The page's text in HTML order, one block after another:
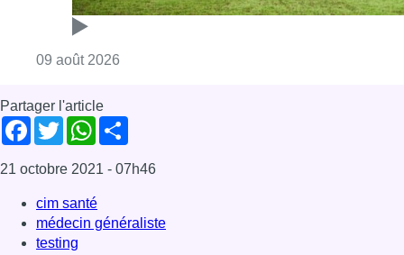
09 août 2026
Partager l'article
Facebook
TwitterWhatsApp
21 octobre 2021 - 07h46
cim santé
médecin généraliste
testing